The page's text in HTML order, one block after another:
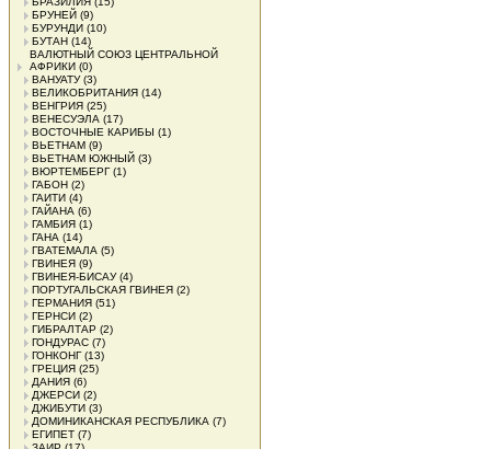
БРУНЕЙ (9)
БУРУНДИ (10)
БУТАН (14)
ВАЛЮТНЫЙ СОЮЗ ЦЕНТРАЛЬНОЙ
АФРИКИ (0)
ВАНУАТУ(3)
ВЕЛИКОБРИТАНИЯ (14)
ВЕНГРИЯ (25)
ВЕНЕСУЭЛА (17)
ВОСТОЧНЫЕ КАРИБЫ (1)
ВЬЕТНАМ (9)
ВЬЕТНАМ ЮЖНЫЙ (3)
ВЮРТЕМБЕРГ(1)
ГАБОН (2)
ГАИТИ (4)
ГАЙАНА (6)
ГАМБИЯ (1)
ГАНА (14)
ГВАТЕМАЛА (5)
ГВИНЕЯ (9)
ГВИНЕЯ-БИСАУ(4)
ПОРТУГАЛЬСКАЯ ГВИНЕЯ (2)
ГЕРМАНИЯ (51)
ГЕРНСИ (2)
ГИБРАЛТАР (2)
ГОНДУРАС (7)
ГОНКОНГ(13)
ГРЕЦИЯ (25)
ДАНИЯ (6)
ДЖЕРСИ (2)
ДЖИБУТИ (3)
ДОМИНИКАНСКАЯ РЕСПУБЛИКА (7)
ЕГИПЕТ (7)